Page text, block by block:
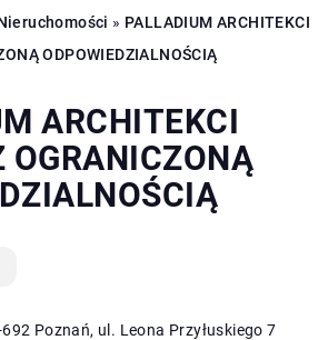
» PALLADIUM ARCHITEKCI
ODPOWIEDZIALNOŚCIĄ
ARCHITEKCI
OGRANICZONĄ
Poznań, ul. Leona Przyłuskiego 7